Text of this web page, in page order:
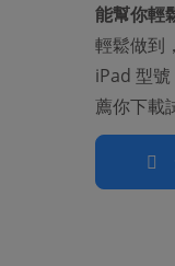
能幫你輕
輕鬆做到
iPad 型
薦你下載